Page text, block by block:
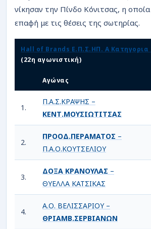
νίκησαν την Πίνδο Κόνιτσας, η
επαφή με τις θέσεις της σωτηρίας.
Hall of Brands Ε.Π.Σ.ΗΠ. Α Κατηγορια
(22η αγωνιστική)
Αγώνας
1.
Π.Α.Σ.ΚΡΑΨΗΣ –
ΚΕΝΤ.ΜΟΥΣΙΩΤΙΤΣΑΣ
2.
ΠΡΟΟΔ.ΠΕΡΑΜΑΤΟΣ –
Π.Α.Ο.ΚΟΥΤΣΕΛΙΟΥ
3.
ΔΟΞΑ ΚΡΑΝΟΥΛΑΣ –
ΘΥΕΛΛΑ ΚΑΤΣΙΚΑΣ
4.
Α.Ο. ΒΕΛΙΣΣΑΡΙΟΥ –
ΘΡΙΑΜΒ.ΣΕΡΒΙΑΝΩΝ